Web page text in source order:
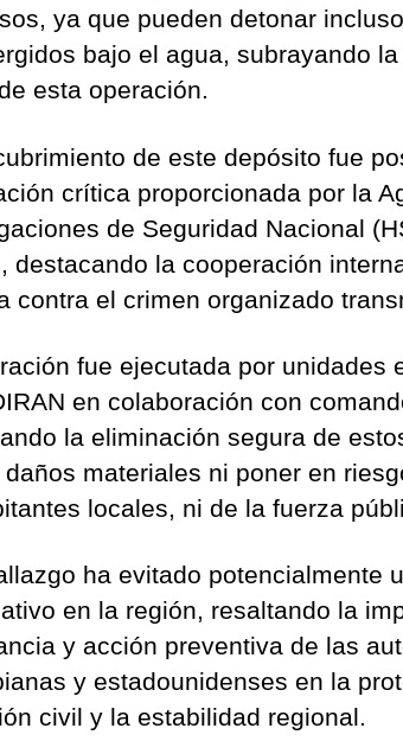
ya que pueden detonar
bajo el agua, subrayando
esta operación.
de este depósito fue
crítica proporcionada por la
de Seguridad Nacional
destacando la cooperación
contra el crimen organizado
fue ejecutada por unidades
en colaboración con
la eliminación segura de
materiales ni poner en
locales, ni de la fuerza
ha evitado potencialmente
en la región, resaltando la
y acción preventiva de las
y estadounidenses en la
civil y la estabilidad regional.